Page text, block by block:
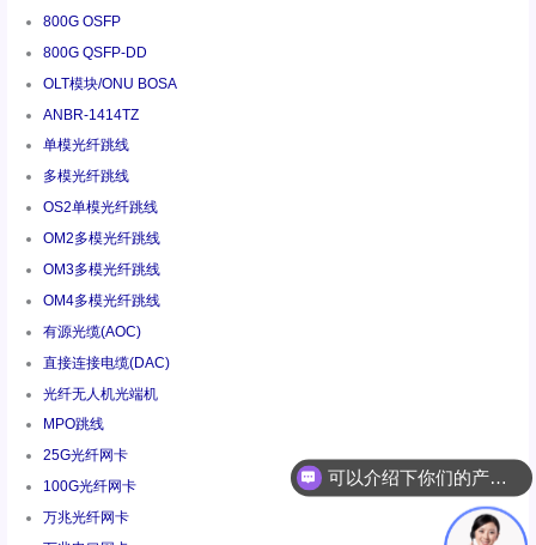
800G OSFP
800G QSFP-DD
OLT模块/ONU BOSA
ANBR-1414TZ
单模光纤跳线
多模光纤跳线
OS2单模光纤跳线
OM2多模光纤跳线
OM3多模光纤跳线
OM4多模光纤跳线
有源光缆(AOC)
直接连接电缆(DAC)
光纤无人机光端机
MPO跳线
25G光纤网卡
100G光纤网卡
万兆光纤网卡
你们是怎么收费的呢